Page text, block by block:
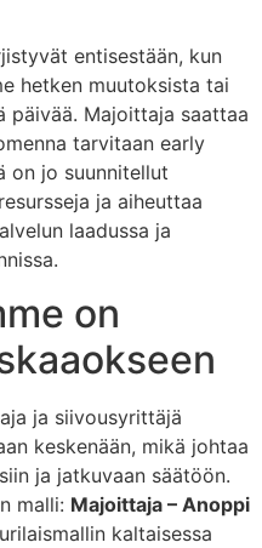
entisestään, kun
hetken muutoksista tai
päivää. Majoittaja saattaa
tarvitaan early
on jo suunnitellut
ja aiheuttaa
laadussa ja
on
ja siivousyrittäjä
keskenään, mikä johtaa
ja jatkuvaan säätöön.
malli: Majoittaja – Anoppi
kaltaisessa